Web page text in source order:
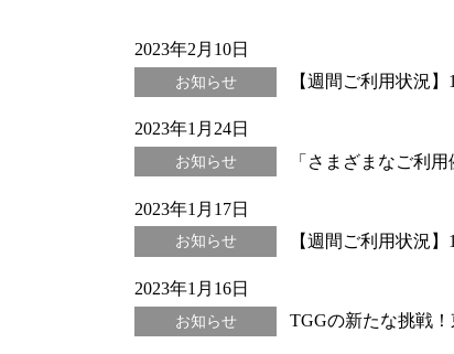
2023年2月10日
お知らせ 【週間ご利用状況
2023年1月24日
お知らせ 「さまざまなご利
2023年1月17日
お知らせ 【週間ご利用状況
2023年1月16日
お知らせ TGGの新たな挑戦！東